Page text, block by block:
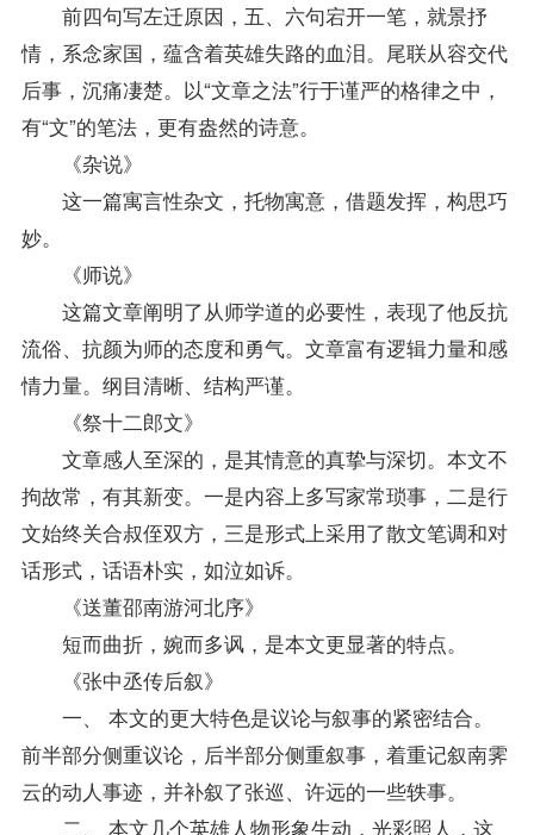
前四句写左迁原因，五、六句宕开一笔，就景抒
情，系念家国，蕴含着英雄失路的血泪。尾联从容交代
后事，沉痛凄楚。以“文章之法”行于谨严的格律之中，
有“文”的笔法，更有盎然的诗意。
《杂说》
这一篇寓言性杂文，托物寓意，借题发挥，构思巧
妙。
《师说》
这篇文章阐明了从师学道的必要性，表现了他反抗
流俗、抗颜为师的态度和勇气。文章富有逻辑力量和感
情力量。纲目清晰、结构严谨。
《祭十二郎文》
文章感人至深的，是其情意的真挚与深切。本文不
拘故常，有其新变。一是内容上多写家常琐事，二是行
文始终关合叔侄双方，三是形式上采用了散文笔调和对
话形式，话语朴实，如泣如诉。
《送董邵南游河北序》
短而曲折，婉而多讽，是本文更显著的特点。
《张中丞传后叙》
一、 本文的更大特色是议论与叙事的紧密结合。
前半部分侧重议论，后半部分侧重叙事，着重记叙南霁
云的动人事迹，并补叙了张巡、许远的一些轶事。
二、 本文几个英雄人物形象生动，光彩照人，这